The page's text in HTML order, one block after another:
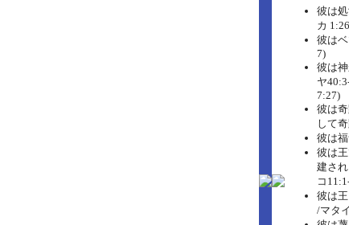
彼は
カ
彼は
7)
彼は
ヤ
7:27)
彼は
して
彼は
彼は
建さ
コ
彼は
/マタ